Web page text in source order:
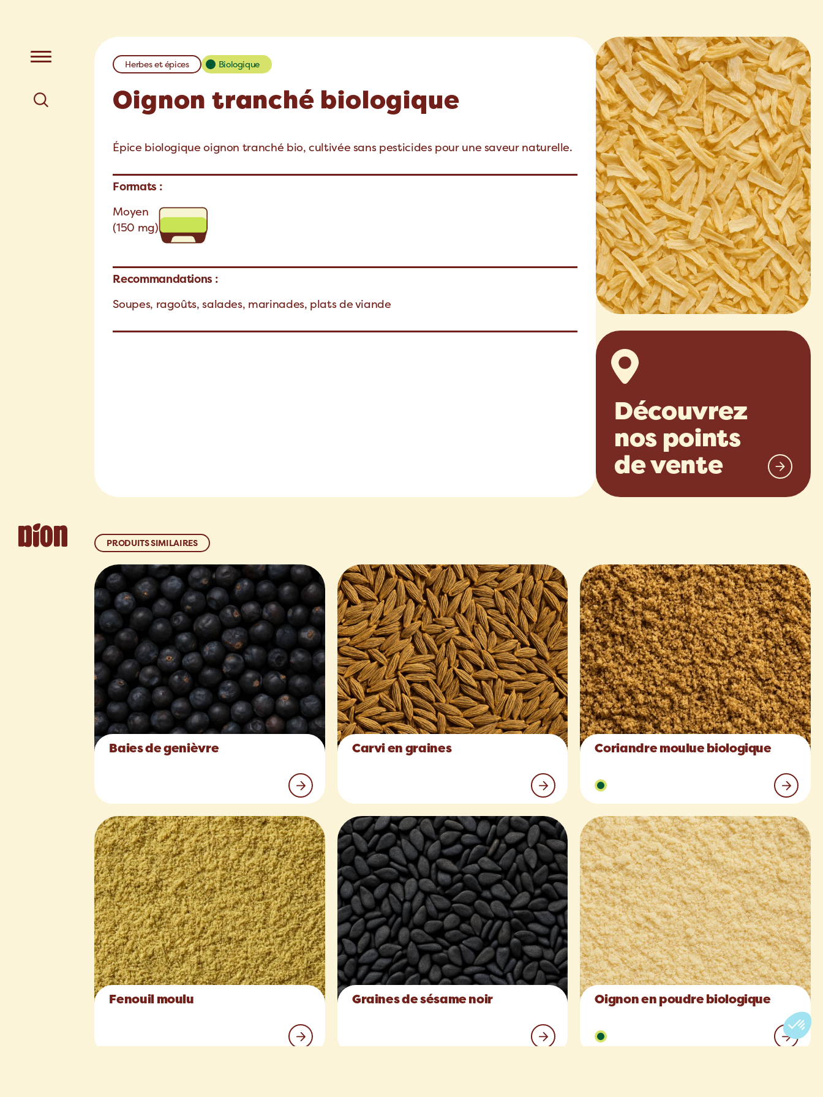
Herbes et épices Biologique
Oignon tranché biologique
Épice biologique oignon tranché bio, cultivée sans pesticides pour une saveur naturelle.
Formats :
Moyen
(150 mg)
Recommandations :
Soupes, ragoûts, salades, marinades, plats de viande
Découvrez
nos points
de vente
PRODUITS SIMILAIRES
Baies de genièvre Carvi en graines Coriandre moulue biologique
Fenouil moulu Graines de sésame noir Oignon en poudre biologique